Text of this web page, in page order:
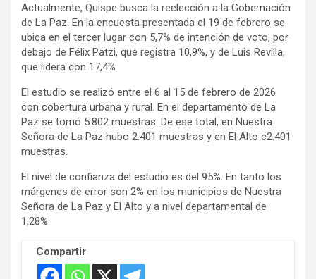
s
e
m
e
n
t
:
Actualmente, Quispe busca la reelección a la Gobernación
de La Paz. En la encuesta presentada el 19 de febrero se
ubica en el tercer lugar con 5,7% de intención de voto, por
debajo de Félix Patzi, que registra 10,9%, y de Luis Revilla,
que lidera con 17,4%.
El estudio se realizó entre el 6 al 15 de febrero de 2026
con cobertura urbana y rural. En el departamento de La
Paz se tomó 5.802 muestras. De ese total, en Nuestra
Señora de La Paz hubo 2.401 muestras y en El Alto c2.401
muestras.
El nivel de confianza del estudio es del 95%. En tanto los
márgenes de error son 2% en los municipios de Nuestra
Señora de La Paz y El Alto y a nivel departamental de
1,28%.
Compartir